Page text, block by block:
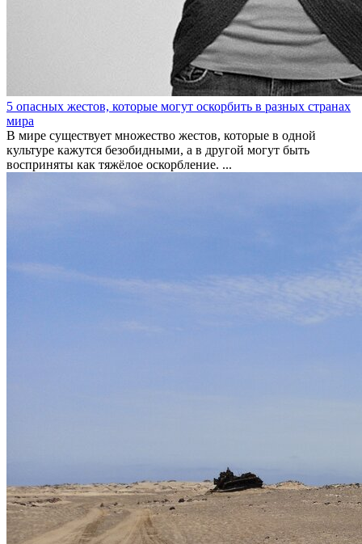
5 опасных жестов, которые могут оскорбить в разных странах
мира
В мире существует множество жестов, которые в одной
культуре кажутся безобидными, а в другой могут быть
восприняты как тяжёлое оскорбление. ...